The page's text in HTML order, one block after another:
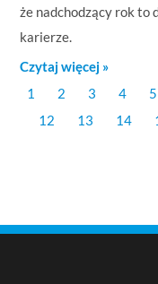
że nadchodzący rok to
karierze.
Czytaj więcej »
1
2 3 4 5
12
13 14